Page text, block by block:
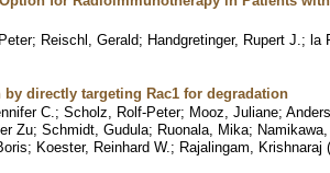
; Reischl, Gerald; Handgretinger, Rupert J. ; la
directly targeting Rac1 for degradation
C. ; Scholz, Rolf-Peter; Mooz, Juliane;
Zu; Schmidt, Gudula; Ruonala, Mika;
; Koester, Reinhard W. ; Rajalingam, Krishnaraj (